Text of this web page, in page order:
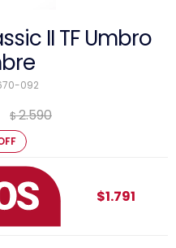
II TF Umbro
092
$2.590
$1.791